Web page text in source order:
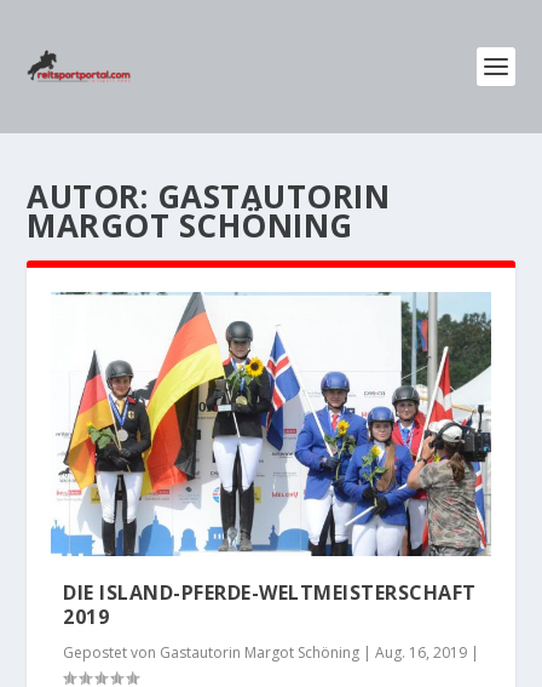
AUTOR: GASTAUTORIN
MARGOT SCHÖNING
DIE ISLAND-PFERDE-WELTMEISTERSCHAFT
2019
Gepostet von Gastautorin Margot Schöning |Aug. 16, 2019 |